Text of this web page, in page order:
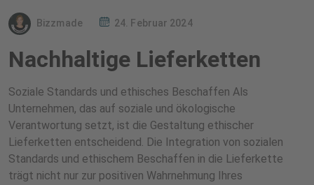
Bizzmade 24. Februar 2024
Nachhaltige Lieferketten
Soziale Standards und ethisches Beschaffen Als
Unternehmen, das auf soziale und ökologische
Verantwortung setzt, ist die Gestaltung ethischer
Lieferketten entscheidend. Die Integration von sozialen
Standards und ethischem Beschaffen in die Lieferkette
trägt nicht nur zur positiven Wahrnehmung Ihres